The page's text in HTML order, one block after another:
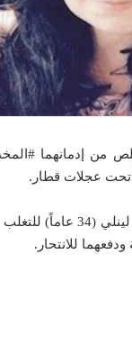
إدمانهما
تحت عجلات قطار.
كانت ميلسا وود (27 عاماً)
للانتحار.